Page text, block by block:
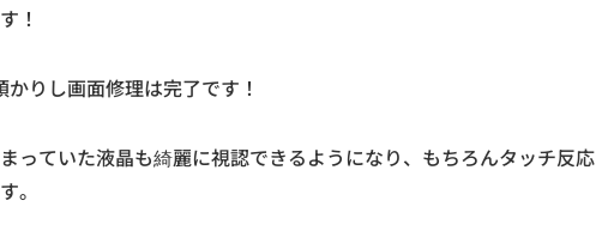
！
りし画面修理は完了です！
っていた液晶も綺麗に視認できるようになり、もちろんタッチ反応
。